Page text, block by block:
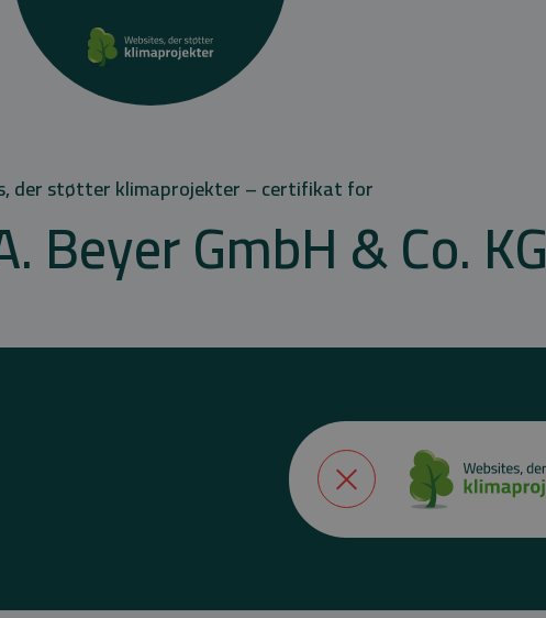
der støtter klimaprojekter – certifikat for
Beyer GmbH & Co. KG